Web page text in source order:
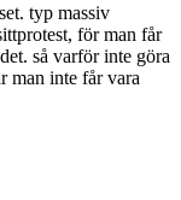
typ massiv
för man får
så varför inte göra
man inte får vara